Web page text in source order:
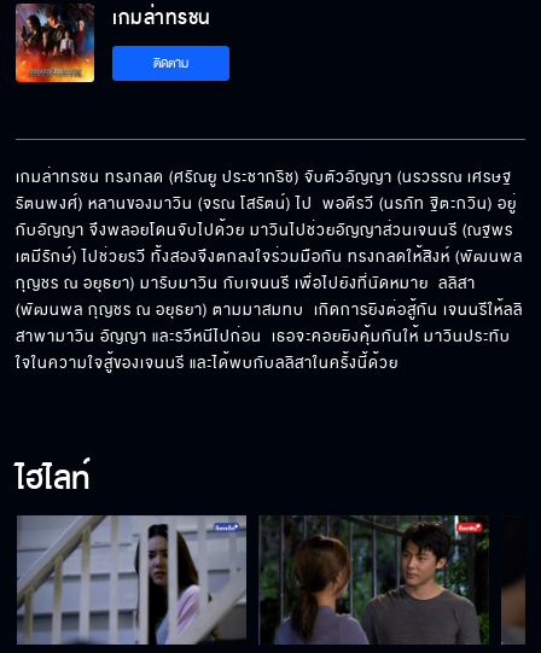
ดีใจนะที่คุณมา
เราอย่าเจอหน้ากันอีกเลย
มันคุ้มแล้วเหรอที่ทำอยู่
พี่เป็นใครกันแน่
เกมล่าทรชน
ติดตาม
เกมล่าทรชน ทรงกลด (ศรัณยู ประชากริช) จับตัวอัญญา (นรวรรณ เศรษฐ
รัตนพงศ์) หลานของมาวิน (จรณ โสรัตน์) ไป  พอดีรวี (นรภัท ฐิตะกวิน) อยู่
กับอัญญา จึงพลอยโดนจับไปด้วย มาวินไปช่วยอัญญาส่วนเจนนรี (ณฐพร
เตมีรักษ์) ไปช่วยรวี ทั้งสองจึงตกลงใจร่วมมือกัน ทรงกลดให้สิงห์ (พัฒนพล
กุญชร ณ อยุธยา) มารับมาวิน กับเจนนรี เพื่อไปยังที่นัดหมาย  ลลิสา
(พัฒนพล กุญชร ณ อยุธยา) ตามมาสมทบ  เกิดการยิงต่อสู้กัน เจนนรีให้ลลิ
สาพามาวิน อัญญา และรวีหนีไปก่อน  เธอจะคอยยิงคุ้มกันให้ มาวินประทับ
ใจในความใจสู้ของเจนนรี และได้พบกับลลิสาในครั้งนี้ด้วย
ไฮไลท์